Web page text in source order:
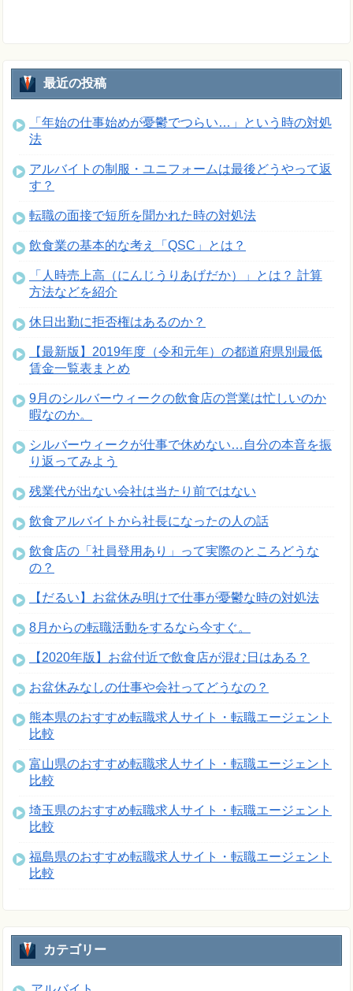
最近の投稿
「年始の仕事始めが憂鬱でつらい…」という時の対処
法
アルバイトの制服・ユニフォームは最後どうやって返
す？
転職の面接で短所を聞かれた時の対処法
飲食業の基本的な考え「QSC」とは？
「人時売上高（にんじうりあげだか）」とは？ 計算
方法などを紹介
休日出勤に拒否権はあるのか？
【最新版】2019年度（令和元年）の都道府県別最低
賃金一覧表まとめ
9月のシルバーウィークの飲食店の営業は忙しいのか
暇なのか。
シルバーウィークが仕事で休めない…自分の本音を振
り返ってみよう
残業代が出ない会社は当たり前ではない
飲食アルバイトから社長になったの人の話
飲食店の「社員登用あり」って実際のところどうな
の？
【だるい】お盆休み明けで仕事が憂鬱な時の対処法
8月からの転職活動をするなら今すぐ。
【2020年版】お盆付近で飲食店が混む日はある？
お盆休みなしの仕事や会社ってどうなの？
熊本県のおすすめ転職求人サイト・転職エージェント
比較
富山県のおすすめ転職求人サイト・転職エージェント
比較
埼玉県のおすすめ転職求人サイト・転職エージェント
比較
福島県のおすすめ転職求人サイト・転職エージェント
比較
カテゴリー